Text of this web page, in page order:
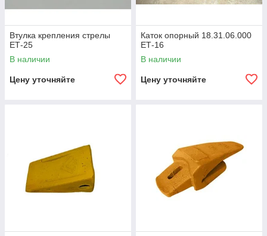
Втулка крепления стрелы
ЕТ-25
В наличии
Цену уточняйте
Каток опорный 18.31.06.000
ЕТ-16
В наличии
Цену уточняйте